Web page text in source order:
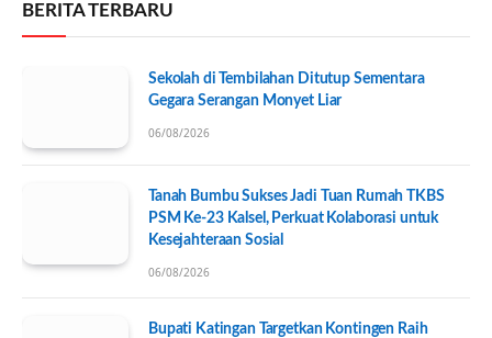
BERITA TERBARU
Sekolah di Tembilahan Ditutup Sementara
Gegara Serangan Monyet Liar
06/08/2026
Tanah Bumbu Sukses Jadi Tuan Rumah TKBS
PSM Ke-23 Kalsel, Perkuat Kolaborasi untuk
Kesejahteraan Sosial
06/08/2026
Bupati Katingan Targetkan Kontingen Raih